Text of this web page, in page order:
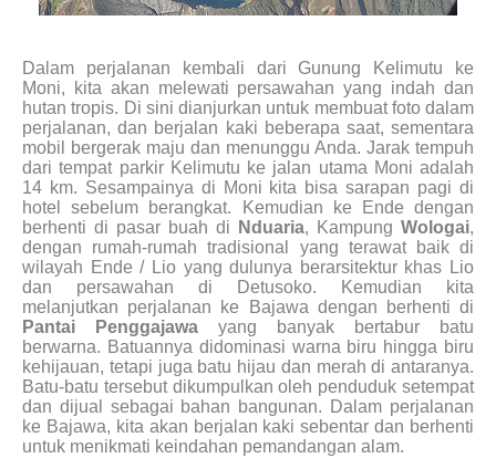
Dalam perjalanan kembali dari Gunung Kelimutu ke
Moni, kita akan melewati persawahan yang indah dan
hutan tropis. Di sini dianjurkan untuk membuat foto dalam
perjalanan, dan berjalan kaki beberapa saat, sementara
mobil bergerak maju dan menunggu Anda. Jarak tempuh
dari tempat parkir Kelimutu ke jalan utama Moni adalah
14 km. Sesampainya di Moni kita bisa sarapan pagi di
hotel sebelum berangkat. Kemudian ke Ende dengan
berhenti di pasar buah di
Nduaria, Kampung Wologai,
dengan rumah-rumah tradisional yang terawat baik di
wilayah Ende / Lio yang dulunya berarsitektur khas Lio
dan persawahan di Detusoko. Kemudian kita
melanjutkan perjalanan ke Bajawa dengan berhenti di
Pantai Penggajawa yang banyak bertabur batu
berwarna. Batuannya didominasi warna biru hingga biru
kehijauan, tetapi juga batu hijau dan merah di antaranya.
Batu-batu tersebut dikumpulkan oleh penduduk setempat
dan dijual sebagai bahan bangunan. Dalam perjalanan
ke Bajawa, kita akan berjalan kaki sebentar dan berhenti
untuk menikmati keindahan pemandangan alam.